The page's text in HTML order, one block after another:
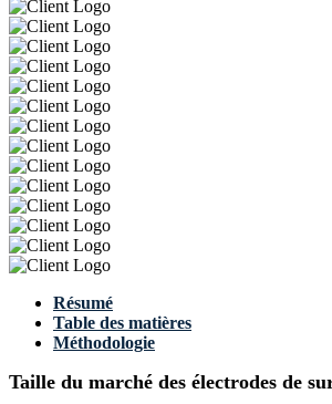
Résumé
Table des matières
Méthodologie
Taille du marché des électrodes de